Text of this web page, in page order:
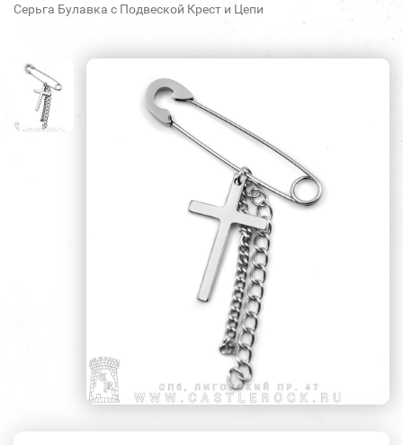
Серьга Булавка с Подвеской Крест и Цепи